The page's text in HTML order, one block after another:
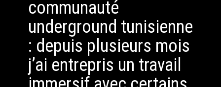
communauté
underground tunisienne
: depuis plusieurs mois
j’ai entrepris un travail